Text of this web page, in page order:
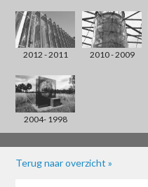
2012 - 2011 2010 - 2009
2004- 1998
Terug naar overzicht »